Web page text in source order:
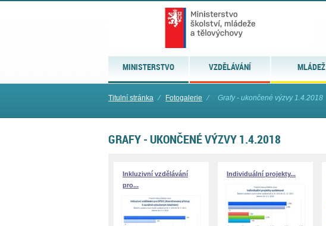
MINISTERSTVO VZDĚLÁVÁNÍ MLÁDEŽ
Titulní stránka ⁄ Fotogalerie ⁄ Grafy - ukončené výzvy 1.4.2018
GRAFY - UKONČENÉ VÝZVY 1.4.2018
Inkluzivní vzdělávání
pro...
Individuální projekty...